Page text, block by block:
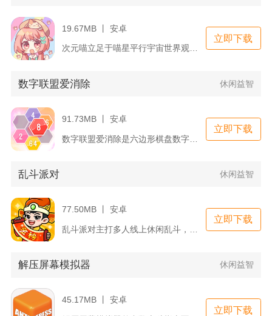
19.67MB 丨 安卓
次元喵立足于喵星平行宇宙世界观，玩家化身喵星使者穿梭不同次元...
立即下载
数字联盟爱消除 休闲益智
91.73MB 丨 安卓
数字联盟爱消除是六边形棋盘数字合成消除益智手游，融合2048...
立即下载
乱斗派对 休闲益智
77.50MB 丨 安卓
立即下载
解压屏幕模拟器 休闲益智
45.17MB 丨 安卓
立即下载